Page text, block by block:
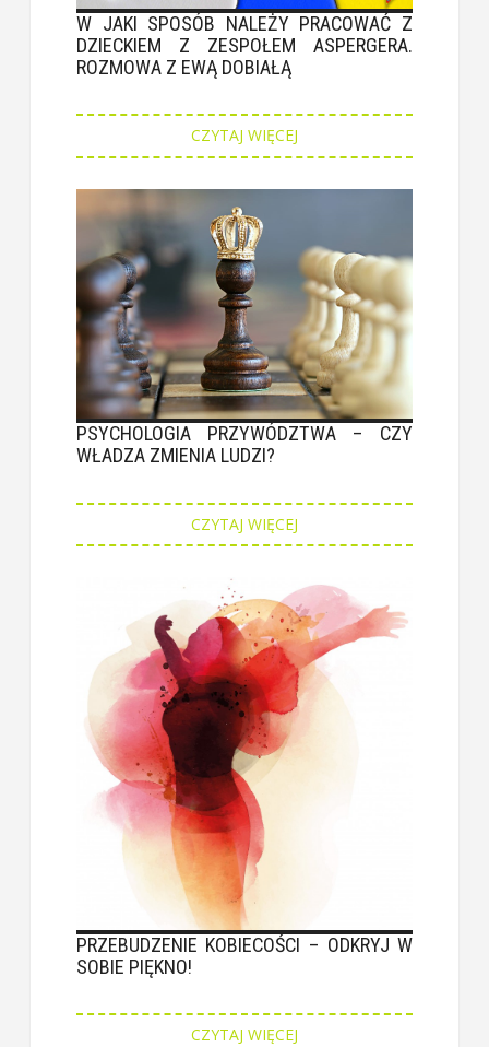
W JAKI SPOSÓB NALEŻY PRACOWAĆ Z
DZIECKIEM Z ZESPOŁEM ASPERGERA.
ROZMOWA Z EWĄ DOBIAŁĄ
CZYTAJ WIĘCEJ
PSYCHOLOGIA PRZYWÓDZTWA – CZY
WŁADZA ZMIENIA LUDZI?
CZYTAJ WIĘCEJ
PRZEBUDZENIE KOBIECOŚCI – ODKRYJ W
SOBIE PIĘKNO!
CZYTAJ WIĘCEJ